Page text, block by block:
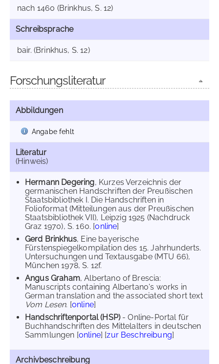
nach 1460 (Brinkhus, S. 12)
Schreibsprache
bair. (Brinkhus, S. 12)
Forschungsliteratur
Abbildungen
Angabe fehlt
Literatur
(Hinweis)
Hermann Degering, Kurzes Verzeichnis der
germanischen Handschriften der Preußischen
Staatsbibliothek I. Die Handschriften in
Folioformat (Mitteilungen aus der Preußischen
Staatsbibliothek VII), Leipzig 1925 (Nachdruck
Graz 1970), S. 160. [online]
Gerd Brinkhus, Eine bayerische
Fürstenspiegelkompilation des 15. Jahrhunderts.
Untersuchungen und Textausgabe (MTU 66),
München 1978, S. 12f.
Angus Graham, Albertano of Brescia:
Manuscripts containing Albertano's works in
German translation and the associated short text
Vom Lesen. [online]
Handschriftenportal (HSP)- Online-Portal für
Buchhandschriften des Mittelalters in deutschen
Sammlungen [online] [zur Beschreibung]
Archivbeschreibung